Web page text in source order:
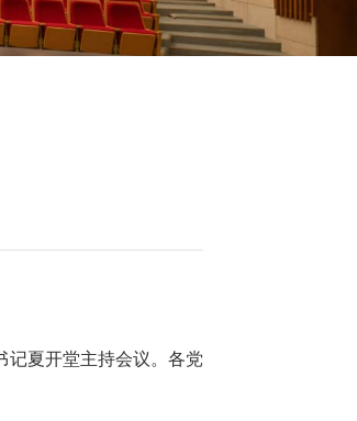
记夏开堂主持会议。各党